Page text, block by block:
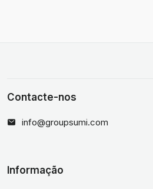
Contacte-nos
info@groupsumi.com
Informação